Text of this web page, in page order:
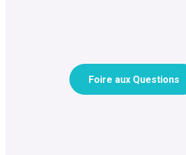
Foire aux Questions